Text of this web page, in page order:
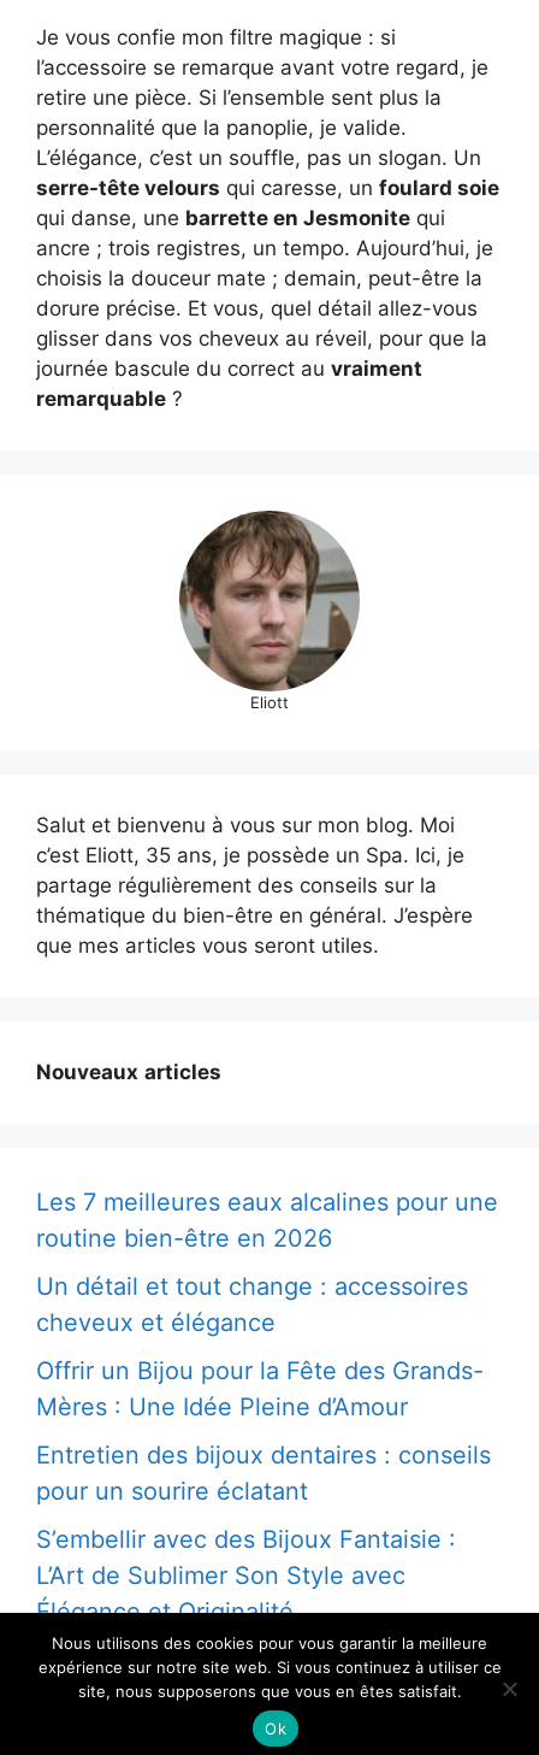
Je vous confie mon filtre magique : si
l’accessoire se remarque avant votre regard, je
retire une pièce. Si l’ensemble sent plus la
personnalité que la panoplie, je valide.
L’élégance, c’est un souffle, pas un slogan. Un
serre-tête velours qui caresse, un foulard soie
qui danse, une barrette en Jesmonite qui
ancre ; trois registres, un tempo. Aujourd’hui, je
choisis la douceur mate ; demain, peut-être la
dorure précise. Et vous, quel détail allez-vous
glisser dans vos cheveux au réveil, pour que la
journée bascule du correct au vraiment
remarquable ?
Eliott
Salut et bienvenu à vous sur mon blog. Moi
c’est Eliott, 35 ans, je possède un Spa. Ici, je
partage régulièrement des conseils sur la
thématique du bien-être en général. J’espère
que mes articles vous seront utiles.
Nouveaux articles
Les 7 meilleures eaux alcalines pour une
routine bien-être en 2026
Un détail et tout change : accessoires
cheveux et élégance
Offrir un Bijou pour la Fête des Grands-
Mères : Une Idée Pleine d’Amour
Entretien des bijoux dentaires : conseils
pour un sourire éclatant
S’embellir avec des Bijoux Fantaisie :
L’Art de Sublimer Son Style avec
Élégance et Originalité
© 2026 - Tous droits reservés
Nous utilisons des cookies pour vous garantir la meilleure
expérience sur notre site web. Si vous continuez à utiliser ce
site, nous supposerons que vous en êtes satisfait.
Ok